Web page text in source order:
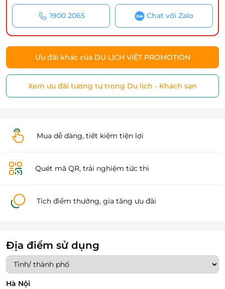
1900 2065 Chat với Zalo
Ưu đãi khác của DU LỊCH VIỆT PROMOTION
Xem ưu đãi tương tự trong Du lịch - Khách sạn
Mua dễ dàng, tiết kiệm tiện lợi
Quét mã QR, trải nghiệm tức thì
Tích điểm thưởng, gia tăng ưu đãi
Địa điểm sử dụng
Hà Nội